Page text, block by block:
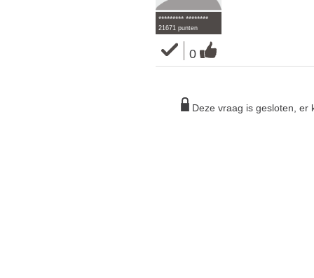
********* ********
21671 punten
0
Deze vraag is gesloten, er